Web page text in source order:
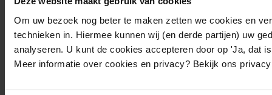
Om uw bezoek nog beter te maken zetten we cookies en
technieken in. Hiermee kunnen wij (en derde partijen) uw
analyseren. U kunt de cookies accepteren door op 'Ja, dat
Meer informatie over cookies en privacy? Bekijk ons